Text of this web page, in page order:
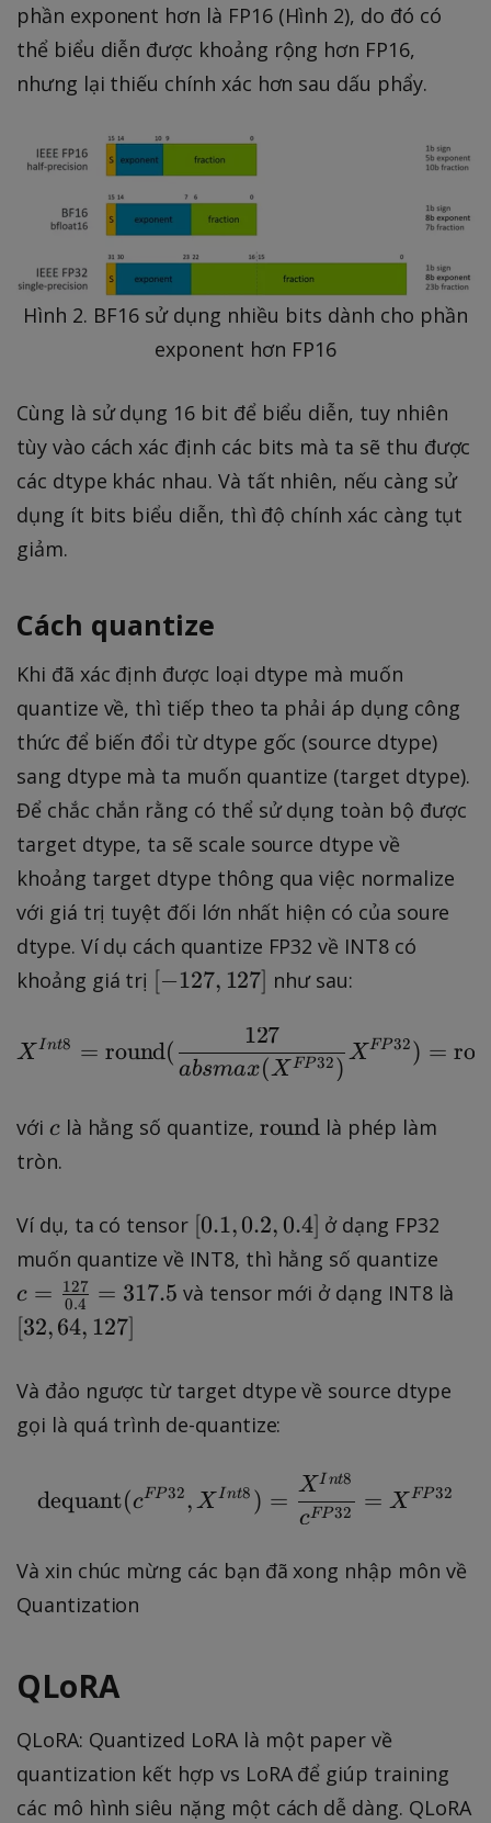
phần exponent hơn là FP16 (Hình 2), do đó có
thể biểu diễn được khoảng rộng hơn FP16,
nhưng lại thiếu chính xác hơn sau dấu phẩy.
Hình 2. BF16 sử dụng nhiều bits dành cho phần
exponent hơn FP16
Cùng là sử dụng 16 bit để biểu diễn, tuy nhiên
tùy vào cách xác định các bits mà ta sẽ thu được
các dtype khác nhau. Và tất nhiên, nếu càng sử
dụng ít bits biểu diễn, thì độ chính xác càng tụt
giảm.
Cách quantize
Khi đã xác định được loại dtype mà muốn
quantize về, thì tiếp theo ta phải áp dụng công
thức để biến đổi từ dtype gốc (source dtype)
sang dtype mà ta muốn quantize (target dtype).
Để chắc chắn rằng có thể sử dụng toàn bộ được
target dtype, ta sẽ scale source dtype về
khoảng target dtype thông qua việc normalize
với giá trị tuyệt đối lớn nhất hiện có của soure
dtype. Ví dụ cách quantize FP32 về INT8 có
khoảng giá trị [
1
2
,
]
[−127, 127] như sau:
X^{Int8} =
X Int8 = round(
absmax(X FP32)
127
X FP32) =
với c
clà hằng số quantize, \
x
t
{
r
n
d
}
round là phép làm
tròn.
Ví dụ, ta có tensor [
0
.
1
.
2
.
]
[0.1,0.2, 0.4] ở dạng FP32
muốn quantize về INT8, thì hằng số quantize
=
c
2
{
7.
5
c = 0.4
127 = 317.5 và tensor mới ở dạng INT8 là
]
[32,64, 127]
Và đảo ngược từ target dtype về source dtype
gọi là quá trình de-quantize:
dequant(cFP32, X Int8 ) =
cFP32
X Int8
= X FP32
Và xin chúc mừng các bạn đã xong nhập môn về
Quantization
QLoRA
QLoRA: Quantized LoRA là một paper về
quantization kết hợp vs LoRA để giúp training
các mô hình siêu nặng một cách dễ dàng. QLoRA